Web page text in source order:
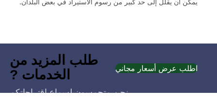
طلب المزيد من
الخدمات ?
نحن متحمسون لسماع اقتراحاتكم
اطلب عرض أسعار مجاني